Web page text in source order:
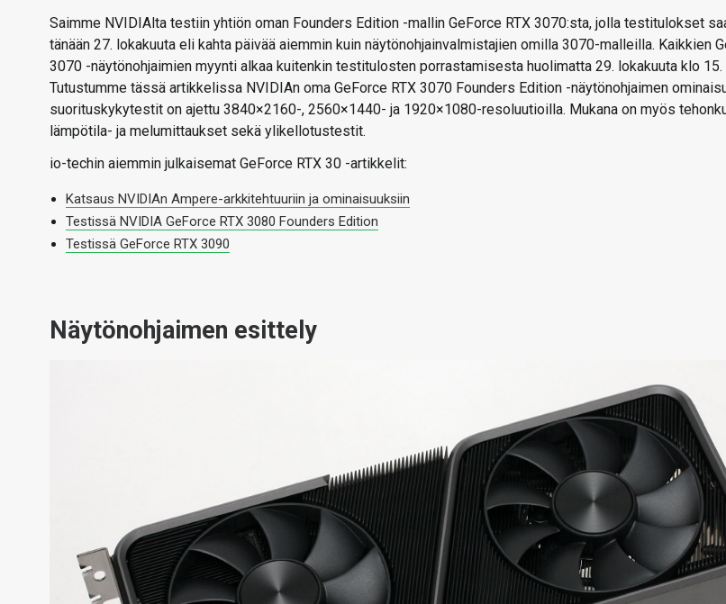
Saimme NVIDIAlta testiin yhtiön oman Founders Edition -mallin GeForce RTX 3070:sta, jolla testitulokset
tänään 27. lokakuuta eli kahta päivää aiemmin kuin näytönohjainvalmistajien omilla 3070-malleilla. Kaikkien
3070 -näytönohjaimien myynti alkaa kuitenkin testitulosten porrastamisesta huolimatta 29. lokakuuta klo 15.
Tutustumme tässä artikkelissa NVIDIAn oma GeForce RTX 3070 Founders Edition -näytönohjaimen
suorituskykytestit on ajettu 3840×2160-, 2560×1440- ja 1920×1080-resoluutioilla. Mukana on myös
lämpötila- ja melumittaukset sekä ylikellotustestit.
io-techin aiemmin julkaisemat GeForce RTX 30 -artikkelit:
Katsaus NVIDIAn Ampere-arkkitehtuuriin ja ominaisuuksiin
Testissä NVIDIA GeForce RTX 3080 Founders Edition
Testissä GeForce RTX 3090
Näytönohjaimen esittely